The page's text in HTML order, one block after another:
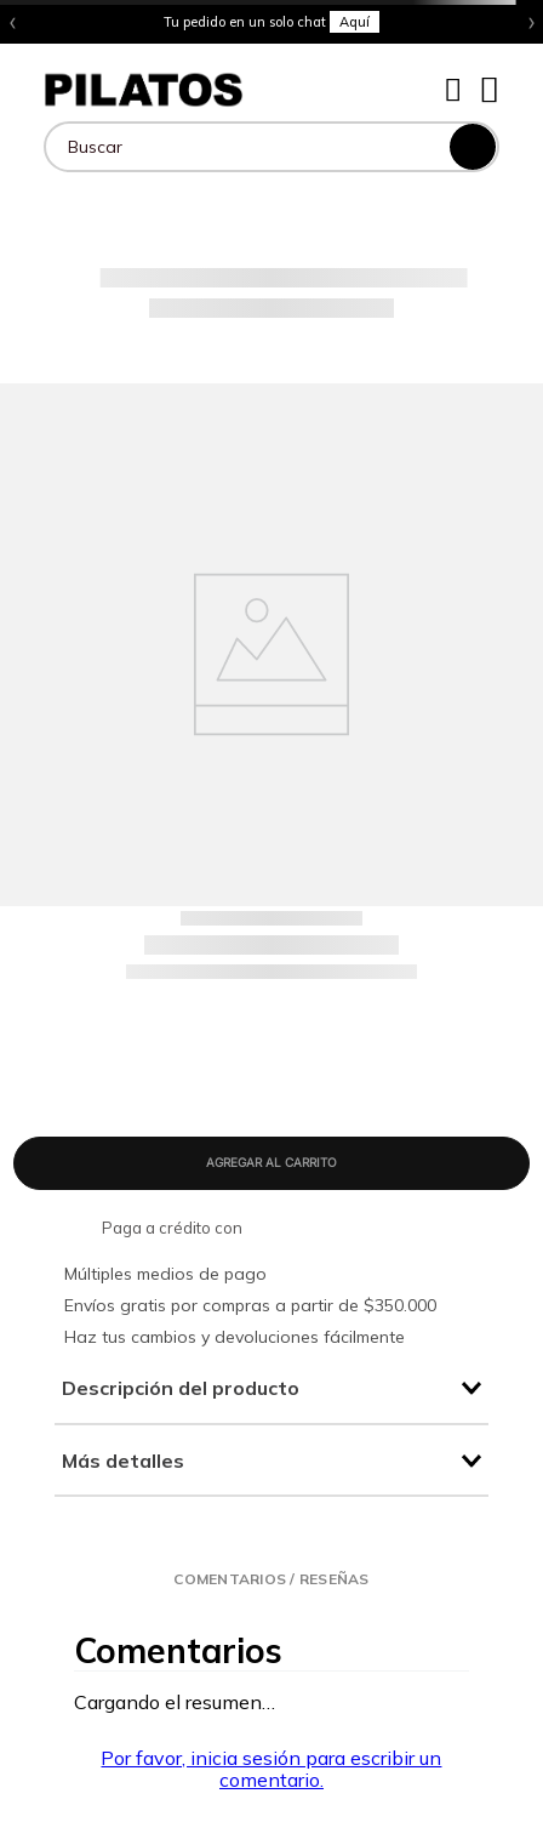
‹ Tu pedido en un solo chat Aquí ›
Buscar
Paga a crédito con
Múltiples medios de pago
Envíos gratis por compras a partir de $350.000
Haz tus cambios y devoluciones fácilmente
Descripción del producto
Más detalles
COMENTARIOS / RESEÑAS
Comentarios
Cargando el resumen…
Por favor, inicia sesión para escribir un
comentario.